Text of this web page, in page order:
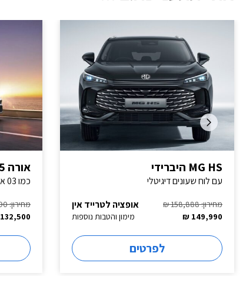
MG HS היברידי
עם לוח שעונים דיגיטלי
אופציה לטרייד אין
מחירון: 158,888 ₪
מימון והטבות נוספות
149,990 ₪
לפרטים
אורה 05
כמו 03 אבל היברידי
מחירון: 139,990 ₪
132,500 ₪